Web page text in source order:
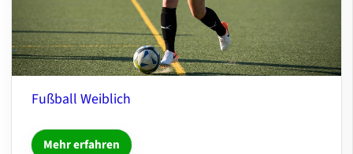
Fußball Weiblich
Mehr erfahren